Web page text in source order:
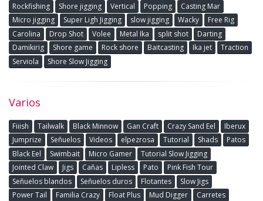
Rockfishing
Shore jigging Vertical Popping
Casting Mar
Micro jigging
Super Ligh Jigging slow jigging Wacky
Free Rig
Carolina
Drop Shot Volee Metal Ika split shot
Darting
Damikirig
Shore game Rock shore Baitcasting Ika jet
Traction
Serviola
Shore Slow Jigging
Varios
Fiiish Tailwalk Black Minnow Gan Craft Crazy Sand Eel
Iberux
Jumprize
Señuelos Videos elpezrosa Tutorial Shads
Patos
Black Eel
Swimbait Micro Gamer
Tutorial Slow Jigging
Jointed Claw
Jigs Cañas Lipless Pato
Pink Fish Tour
Señuelos blandos
Señuelos duros Flotantes
Slow Jigs
Power Tail
Familia Crazy Float Plus Mud Digger
Carretes